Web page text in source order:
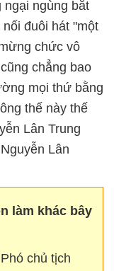
ngùng bắt
đuôi hát "một
chức vô
chẳng bao
mọi thứ bằng
thế này thế
Lân Trung
Lân
làm khác bây
chủ tịch